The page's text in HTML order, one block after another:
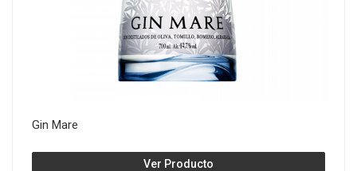
Gin Mare
Ver Producto